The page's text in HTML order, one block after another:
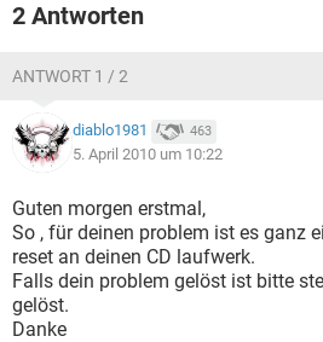
2 Antworten
ANTWORT 1 / 2
diablo1981 463
5. April 2010 um 10:22
Guten morgen erstmal,
So , für deinen problem ist es ganz
reset an deinen CD laufwerk.
Falls dein problem gelöst ist bitte
gelöst.
Danke